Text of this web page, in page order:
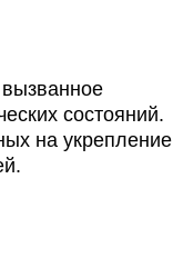
вызванное
состояний.
на укрепление